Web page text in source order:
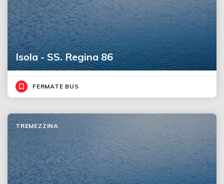
Isola - SS. Regina 86
FERMATE BUS
TREMEZZINA